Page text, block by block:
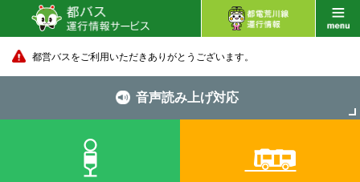
都営バスをご利用いただきありがとうございます。
音声読み上げ対応